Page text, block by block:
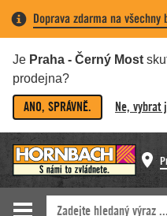
Doprava zdarma na všechny
Je Praha - Černý Most
prodejna?
ANO, SPRÁVNĚ. Ne, vybrat